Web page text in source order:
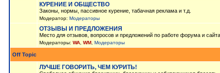
КУРЕНИЕ И ОБЩЕСТВО
Законы, нормы, пассивное курение, табачная реклама и т.д.
Модератор: Модераторы
ОТЗЫВЫ И ПРЕДЛОЖЕНИЯ
Место для отзывов, вопросов и предложений по работе форума и сайта
Модераторы: WA WM Модераторы
Off Topic
ЛУЧШЕ ГОВОРИТЬ, ЧЕМ КУРИТЬ!